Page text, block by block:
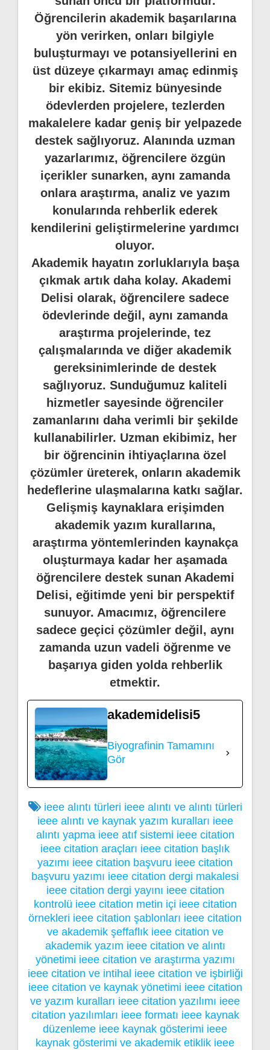
Öğrencilerin akademik başarılarına
yön verirken, onları bilgiyle
buluşturmayı ve potansiyellerini en
üst düzeye çıkarmayı amaç edinmiş
bir ekibiz. Sitemiz bünyesinde
ödevlerden projelere, tezlerden
makalelere kadar geniş bir yelpazede
destek sağlıyoruz. Alanında uzman
yazarlarımız, öğrencilere özgün
içerikler sunarken, aynı zamanda
onlara araştırma, analiz ve yazım
konularında rehberlik ederek
kendilerini geliştirmelerine yardımcı
oluyor.
Akademik hayatın zorluklarıyla başa
çıkmak artık daha kolay. Akademi
Delisi olarak, öğrencilere sadece
ödevlerinde değil, aynı zamanda
araştırma projelerinde, tez
çalışmalarında ve diğer akademik
gereksinimlerinde de destek
sağlıyoruz. Sunduğumuz kaliteli
hizmetler sayesinde öğrenciler
zamanlarını daha verimli bir şekilde
kullanabilirler. Uzman ekibimiz, her
bir öğrencinin ihtiyaçlarına özel
çözümler üreterek, onların akademik
hedeflerine ulaşmalarına katkı sağlar.
Gelişmiş kaynaklara erişimden
akademik yazım kurallarına,
araştırma yöntemlerinden kaynakça
oluşturmaya kadar her aşamada
öğrencilere destek sunan Akademi
Delisi, eğitimde yeni bir perspektif
sunuyor. Amacımız, öğrencilere
sadece geçici çözümler değil, aynı
zamanda uzun vadeli öğrenme ve
başarıya giden yolda rehberlik
etmektir.
akademidelisi5
Biyografinin Tamamını
Gör
ieee alıntı türleri ieee alıntı ve alıntı türleri
ieee alıntı ve kaynak yazım kuralları ieee
alıntı yapma ieee atıf sistemi ieee citation
ieee citation araçları ieee citation başlık
yazımı ieee citation başvuru ieee citation
başvuru yazımı ieee citation dergi makalesi
ieee citation dergi yayını ieee citation
kontrolü ieee citation metin içi ieee citation
örnekleri ieee citation şablonları ieee citation
ve akademik şeffaflık ieee citation ve
akademik yazım ieee citation ve alıntı
yönetimi ieee citation ve araştırma yazımı
ieee citation ve intihal ieee citation ve işbirliği
ieee citation ve kaynak yönetimi ieee citation
ve yazım kuralları ieee citation yazılımı ieee
citation yazılımları ieee formatı ieee kaynak
düzenleme ieee kaynak gösterimi ieee
kaynak gösterimi ve akademik etiklik ieee